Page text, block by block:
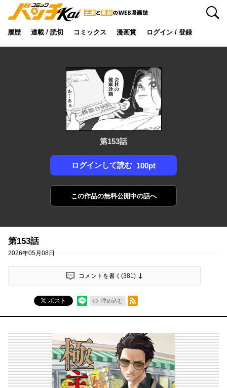
履歴 連載 / 読切 コミックス 漫画賞 ログイン / 登録
検索
第153話
ログインして読む 100pt
この作品の無料公開中の話へ
第153話
2026年05月08日
コメントを書く(381)
ポスト 埋め込む
RSSフィード